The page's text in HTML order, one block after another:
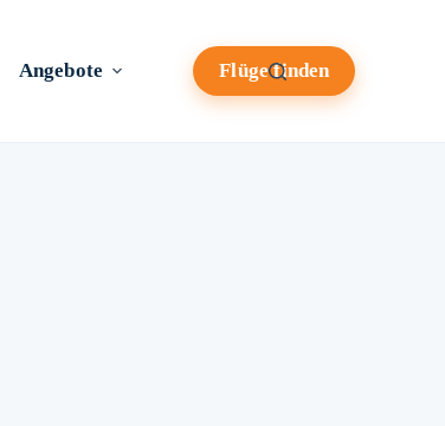
Angebote Flüge finden